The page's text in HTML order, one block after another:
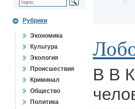
Рубрики
Экономика
Культура
Экология
Происшествия
Криминал
Общество
Политика
В В